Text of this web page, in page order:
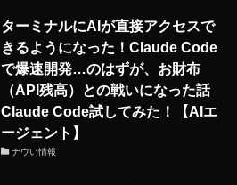
ターミナルにAIが直接アクセスで
きるようになった！Claude Code
で爆速開発…のはずが、お財布
（API残高）との戦いになった話
Claude Code試してみた！【AIエ
ージェント】
ナウい情報